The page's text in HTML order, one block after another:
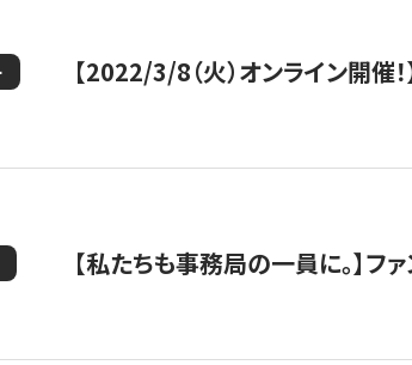
【2022/3/8（火）オンライン開
【私たちも事務局の一員に。】